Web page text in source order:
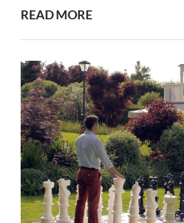
READ MOREONTDEK
EN
KRACHT
VAN
DE
PORSCHE
MACAN
TURBO
S